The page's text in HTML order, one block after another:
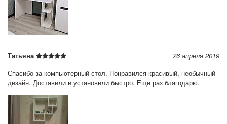
Татьяна
26 апреля 2019
Спасибо за компьютерный стол. Понравился красивый, необычный
дизайн. Доставили и установили быстро. Еще раз благодарю.